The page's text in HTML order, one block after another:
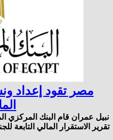
مصر تقود إعداد
نبيل عمران قام البنك
تقرير الاستقرار المالي التابعة